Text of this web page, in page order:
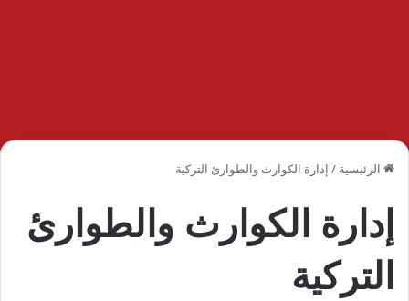
الرئيسية / إدارة الكوارث والطوارئ التركية
إدارة الكوارث والطوارئ
التركية